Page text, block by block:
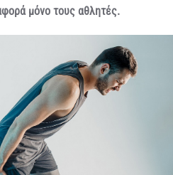
μόνο τους αθλητές.